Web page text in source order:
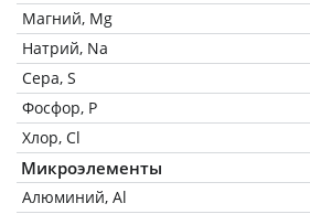
Магний, Mg
Натрий, Na
Сера, S
Фосфор, P
Хлор, Cl
Микроэлементы
Алюминий, Al